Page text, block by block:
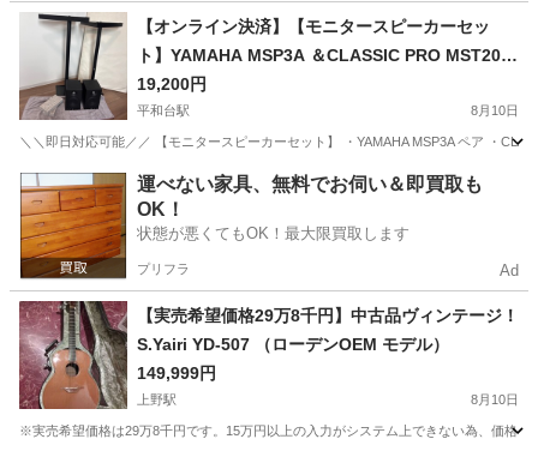
東京 三鷹市 西調布駅 打楽器、ドラム
【オンライン決済】【モニタースピーカーセッ
ト】YAMAHA MSP3A ＆CLASSIC PRO MST20ペ
ア
19,200円
平和台駅 8月10日
＼＼即日対応可能／／ 【モニタースピーカーセット】 ・YAMAHA MSP3A ペア ・
東京 練馬区 平和台駅 エフェクター、PA機器 MST
運べない家具、無料でお伺い＆即買取も
OK！
状態が悪くてもOK！最大限買取します
プリフラ Ad
【実売希望価格29万8千円】中古品ヴィンテージ！
S.Yairi YD-507 （ローデンOEM モデル）
149,999円
上野駅 8月10日
※実売希望価格は29万8千円です。15万円以上の入力がシステム上できない為、価格